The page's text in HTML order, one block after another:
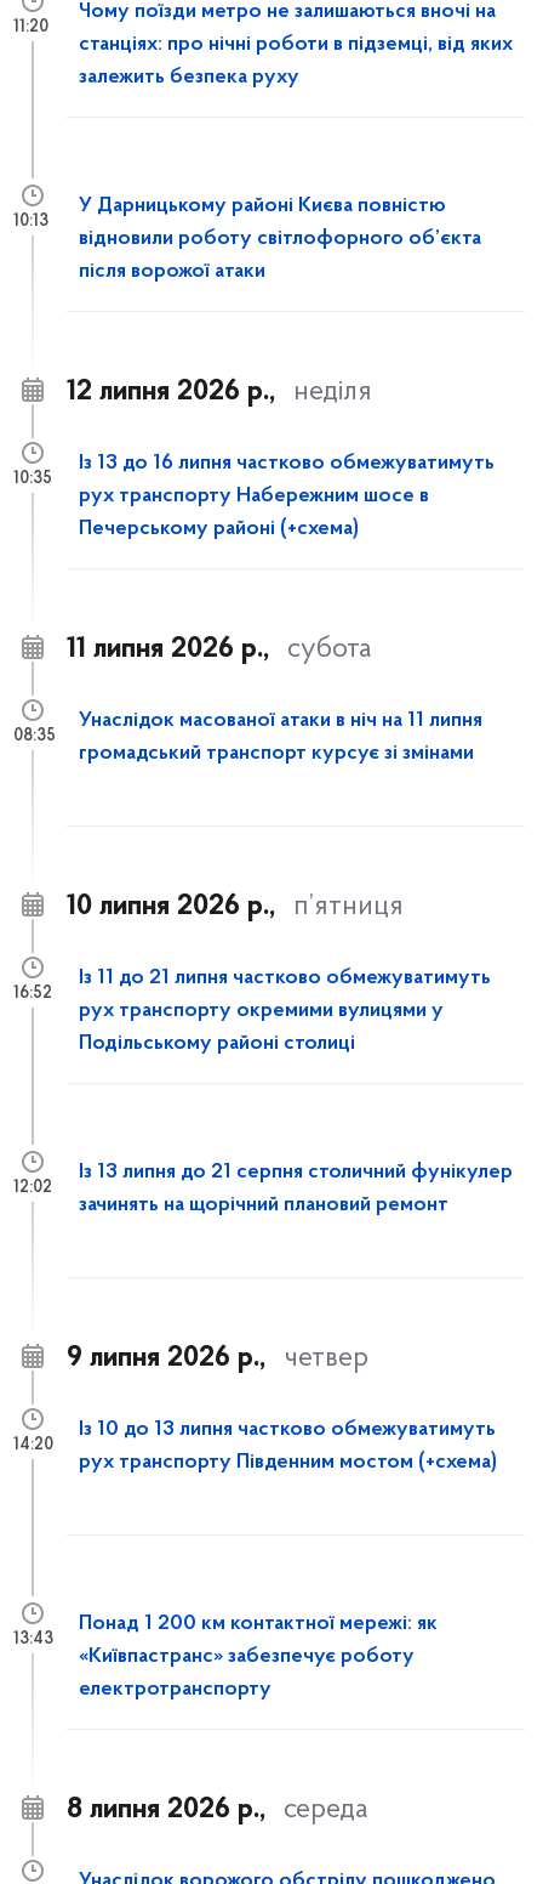
Чому поїзди метро не залишаються вночі на
станціях: про нічні роботи в підземці, від яких
залежить безпека руху
11:20
У Дарницькому районі Києва повністю
відновили роботу світлофорного об’єкта
після ворожої атаки
10:13
12 липня 2026 р., неділя
Із 13 до 16 липня частково обмежуватимуть
рух транспорту Набережним шосе в
Печерському районі (+схема)
10:35
11 липня 2026 р., субота
Унаслідок масованої атаки в ніч на 11 липня
громадський транспорт курсує зі змінами
08:35
10 липня 2026 р., п’ятниця
Із 11 до 21 липня частково обмежуватимуть
рух транспорту окремими вулицями у
Подільському районі столиці
16:52
Із 13 липня до 21 серпня столичний фунікулер
зачинять на щорічний плановий ремонт
12:02
9 липня 2026 р., четвер
Із 10 до 13 липня частково обмежуватимуть
рух транспорту Південним мостом (+схема)
14:20
Понад 1 200 км контактної мережі: як
«Київпастранс» забезпечує роботу
електротранспорту
13:43
8 липня 2026 р., середа